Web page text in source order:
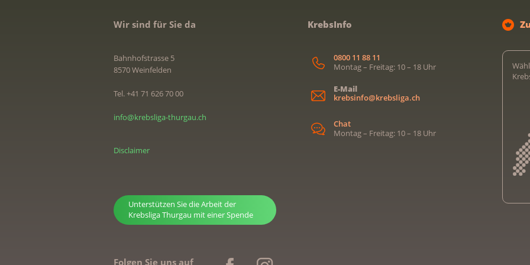
Wir sind für Sie da
Bahnhofstrasse 5
8570 Weinfelden
Tel. +41 71 626 70 00
info@krebsliga-thurgau.ch
Disclaimer
Unterstützen Sie die Arbeit der
Krebsliga Thurgau mit einer Spende
KrebsInfo
0800 11 88 11
Montag – Freitag: 10 – 18 Uhr
E-Mail
krebsinfo@krebsliga.ch
Chat
Montag – Freitag: 10 – 18 Uhr
Folgen Sie uns auf